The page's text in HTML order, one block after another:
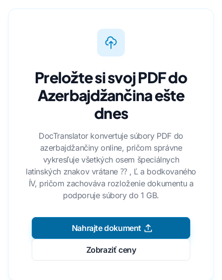
Preložte si svoj PDF do
Azerbajdžančina ešte
dnes
DocTranslator konvertuje súbory PDF do
azerbajdžančiny online, pričom správne
vykresľuje všetkých osem špeciálnych
latinských znakov vrátane ⁇ , Ľ a bodkovaného
ÍV, pričom zachováva rozloženie dokumentu a
podporuje súbory do 1 GB.
Nahrajte dokument
Zobraziť ceny